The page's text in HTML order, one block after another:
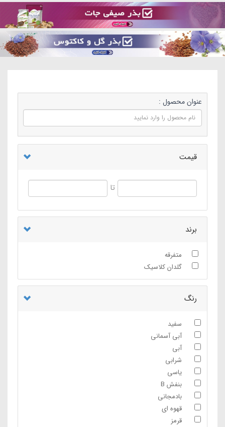
عنوان محصول :
قیمت
تا
برند
متفرقه
گلدان کلاسیک
رنگ
سفید
آبی آسمانی
آبی
شرابی
یاسی
بنفش B
بادمجانی
قهوه ای
قرمز